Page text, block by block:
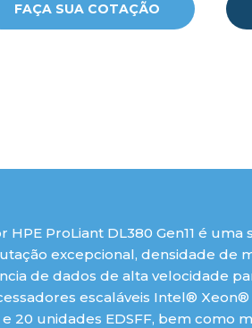
FAÇA SUA COTAÇÃO
HPE ProLiant DL380 Gen11 é
excepcional, densidade de
de dados de alta velocidade
escaláveis Intel® Xeon®
20 unidades EDSFF, bem como